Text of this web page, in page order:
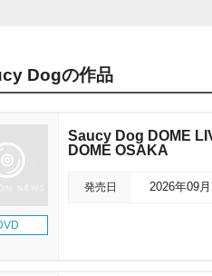
Dogの作品
Saucy Dog DOME
DOME OSAKA
発売日 2026年09月